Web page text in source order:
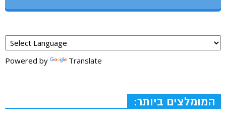
Powered by Translate
המומלצים ביותר: